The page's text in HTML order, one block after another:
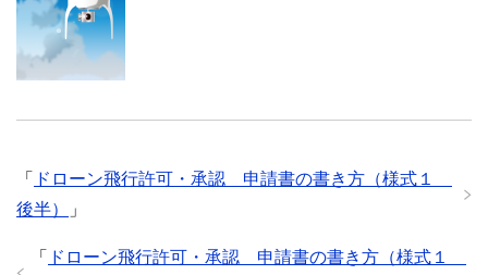
「
ドローン飛行許可・承認 申請書の書き方（様式１
後半）
」
「
ドローン飛行許可・承認 申請書の書き方（様式１